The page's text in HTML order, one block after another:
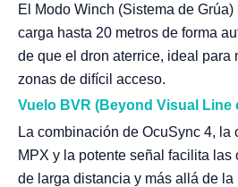
El Modo Winch (Sistema de
carga hasta 20 metros de forma
de que el dron aterrice, ideal para
zonas de difícil acceso.
Vuelo BVR (Beyond Visual Line
La combinación de OcuSync 4, la
MPX y la potente señal facilita las
de larga distancia y más allá de